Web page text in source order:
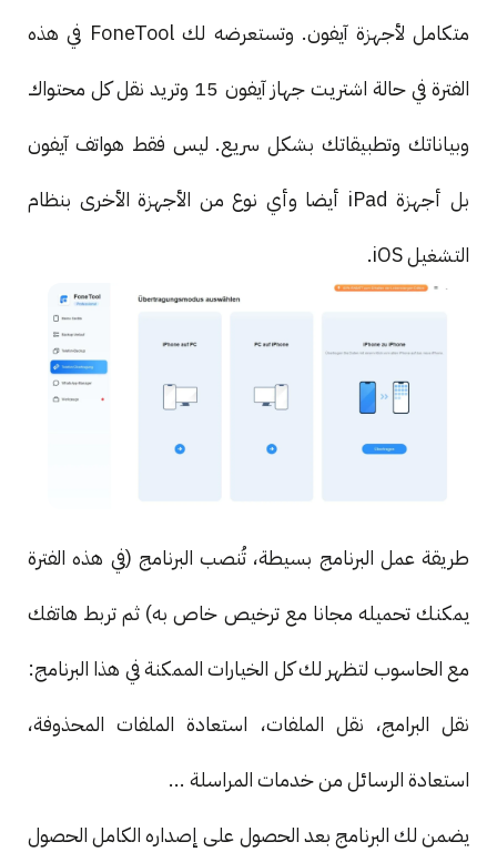
متكامل لأجهزة آيفون. وتستعرضه لك FoneTool في هذه
الفترة في حالة اشتريت جهاز آيفون 15 وتريد نقل كل محتواك
وبياناتك وتطبيقاتك بشكل سريع. ليس فقط هواتف آيفون
بل أجهزة iPad أيضا وأي نوع من الأجهزة الأخرى بنظام
التشغيل iOS.
طريقة عمل البرنامج بسيطة، تُنصب البرنامج (في هذه الفترة
يمكنك تحميله مجانا مع ترخيص خاص به) ثم تربط هاتفك
مع الحاسوب لتظهر لك كل الخيارات الممكنة في هذا البرنامج:
نقل البرامج، نقل الملفات، استعادة الملفات المحذوفة،
استعادة الرسائل من خدمات المراسلة ...
يضمن لك البرنامج بعد الحصول على إصداره الكامل الحصول